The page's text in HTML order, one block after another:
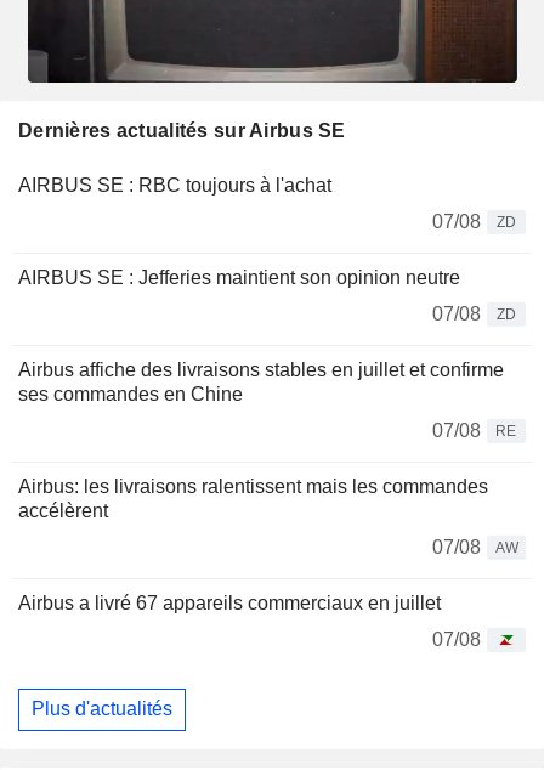
Dernières actualités sur Airbus SE
AIRBUS SE : RBC toujours à l'achat
07/08
ZD
AIRBUS SE : Jefferies maintient son opinion neutre
07/08
ZD
Airbus affiche des livraisons stables en juillet et confirme
ses commandes en Chine
07/08
RE
Airbus: les livraisons ralentissent mais les commandes
accélèrent
07/08
AW
Airbus a livré 67 appareils commerciaux en juillet
07/08
Plus d'actualités